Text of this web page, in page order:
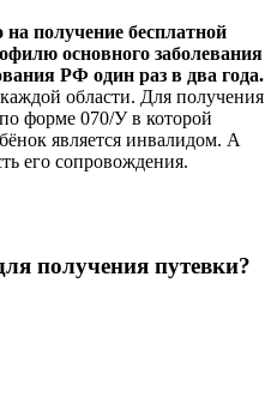
получение бесплатной
основного заболевания
РФ один раз в два года.
области. Для получения
форме 070/У в которой
является инвалидом. А
его сопровождения.
получения путевки?